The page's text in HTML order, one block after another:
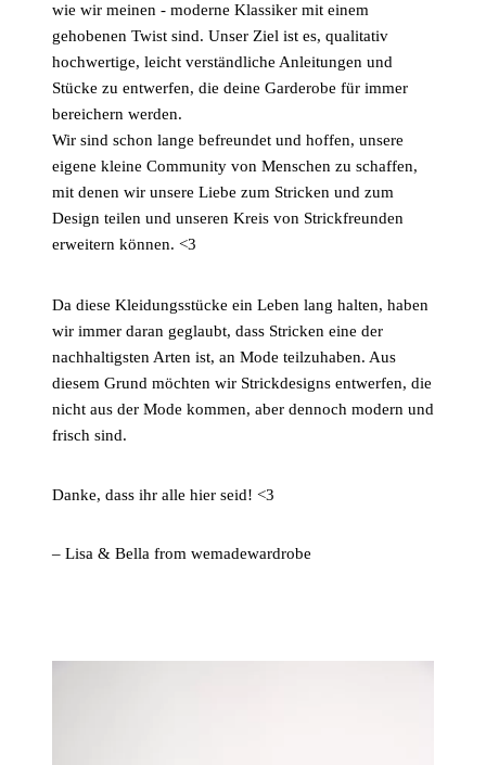
wie wir meinen - moderne Klassiker mit einem
gehobenen Twist sind. Unser Ziel ist es, qualitativ
hochwertige, leicht verständliche Anleitungen und
Stücke zu entwerfen, die deine Garderobe für immer
bereichern werden.
Wir sind schon lange befreundet und hoffen, unsere
eigene kleine Community von Menschen zu schaffen,
mit denen wir unsere Liebe zum Stricken und zum
Design teilen und unseren Kreis von Strickfreunden
erweitern können. <3
Da diese Kleidungsstücke ein Leben lang halten, haben
wir immer daran geglaubt, dass Stricken eine der
nachhaltigsten Arten ist, an Mode teilzuhaben. Aus
diesem Grund möchten wir Strickdesigns entwerfen, die
nicht aus der Mode kommen, aber dennoch modern und
frisch sind.
Danke, dass ihr alle hier seid! <3
– Lisa & Bella from wemadewardrobe